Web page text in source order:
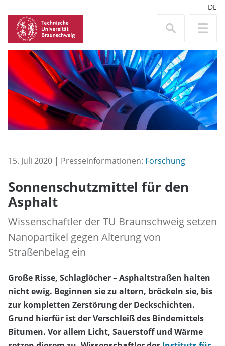
DE
15. Juli 2020 | Presseinformationen: Forschung
Sonnenschutzmittel für den
Asphalt
Wissenschaftler der TU Braunschweig setzen
Nanopartikel gegen Alterung von
Straßenbelag ein
Große Risse, Schlaglöcher – Asphaltstraßen halten
nicht ewig. Beginnen sie zu altern, bröckeln sie, bis
zur kompletten Zerstörung der Deckschichten.
Grund hierfür ist der Verschleiß des Bindemittels
Bitumen. Vor allem Licht, Sauerstoff und Wärme